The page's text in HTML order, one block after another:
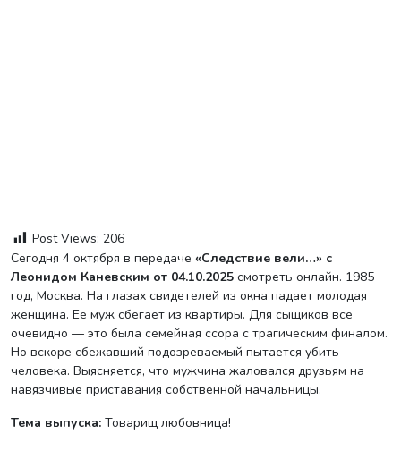
Post Views: 206
Сегодня 4 октября в передаче «Следствие вели…» с
Леонидом Каневским от 04.10.2025 смотреть онлайн. 1985
год, Москва. На глазах свидетелей из окна падает молодая
женщина. Ее муж сбегает из квартиры. Для сыщиков все
очевидно — это была семейная ссора с трагическим финалом.
Но вскоре сбежавший подозреваемый пытается убить
человека. Выясняется, что мужчина жаловался друзьям на
навязчивые приставания собственной начальницы.
Тема выпуска: Товарищ любовница!